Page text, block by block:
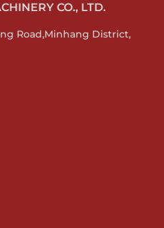
CO., LTD.
Road,Minhang District,